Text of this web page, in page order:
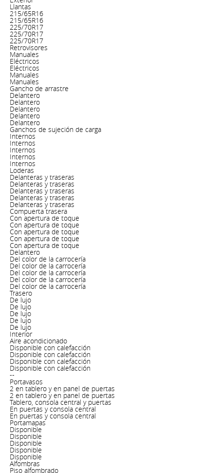
Llantas
215/65R16
215/65R16
225/70R17
225/70R17
225/70R17
Retrovisores
Manuales
Eléctricos
Eléctricos
Manuales
Manuales
Gancho de arrastre
Delantero
Delantero
Delantero
Delantero
Delantero
Ganchos de sujeción de carga
Internos
Internos
Internos
Internos
Internos
Loderas
Delanteras y traseras
Delanteras y traseras
Delanteras y traseras
Delanteras y traseras
Delanteras y traseras
Compuerta trasera
Con apertura de toque
Con apertura de toque
Con apertura de toque
Con apertura de toque
Con apertura de toque
Delantero
Del color de la carrocería
Del color de la carrocería
Del color de la carrocería
Del color de la carrocería
Del color de la carrocería
Trasero
De lujo
De lujo
De lujo
De lujo
De lujo
Interior
Aire acondicionado
Disponible con calefacción
Disponible con calefacción
Disponible con calefacción
Disponible con calefacción
--
Portavasos
2 en tablero y en panel de puertas
2 en tablero y en panel de puertas
Tablero, consola central y puertas
En puertas y consola central
En puertas y consola central
Portamapas
Disponible
Disponible
Disponible
Disponible
Disponible
Alfombras
Piso alfombrado